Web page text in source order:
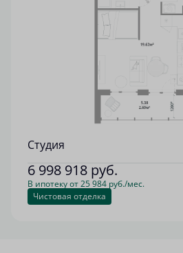
Студия
6 998 918 руб.
В ипотеку от 25 984 руб./мес.
Чистовая отделка